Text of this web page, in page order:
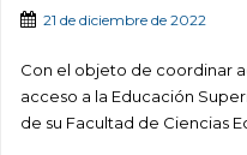
21 de diciembre de 2022
Con el objeto de coordinar
acceso a la Educación
de su Facultad de Ciencias